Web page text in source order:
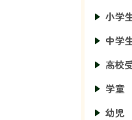
小学
中学
高校
学童
幼児